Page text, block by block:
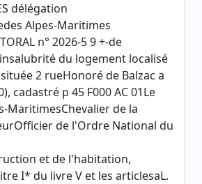
délégation
Alpes-Maritimes
n° 2026-5 9 +-de
du logement localisé
2 rueHonoré de Balzac a
cadastré p 45 F000 AC 01Le
MaritimesChevalier de la
de l'Ordre National du
et de l'habitation,
I* du livre V et les articlesaL.